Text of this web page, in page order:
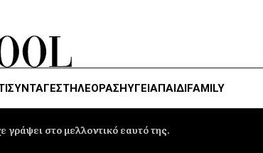
ΣΥΝΤΑΓΕΣΤΗΛΕΌΡΑΣΗΥΓΕΊΑΠΑΙΔΙFAMILY
γράψει στο μελλοντικό εαυτό της.